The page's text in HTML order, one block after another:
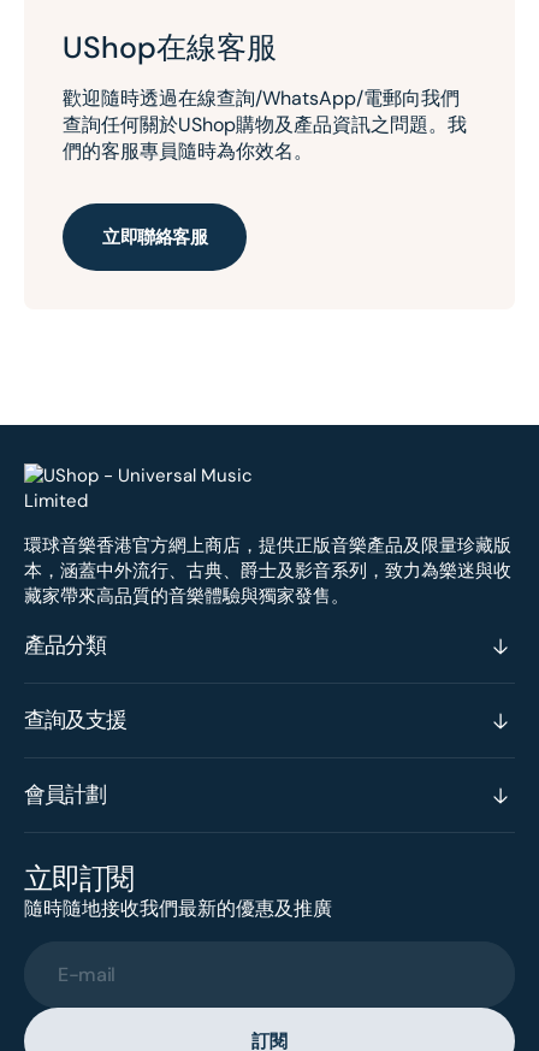
UShop在線客服
歡迎隨時透過在線查詢/WhatsApp/電郵向我們
查詢任何關於UShop購物及產品資訊之問題。我
們的客服專員隨時為你效名。
立即聯絡客服
環球音樂香港官方網上商店，提供正版音樂產品及限量珍藏版
本，涵蓋中外流行、古典、爵士及影音系列，致力為樂迷與收
藏家帶來高品質的音樂體驗與獨家發售。
產品分類
查詢及支援
會員計劃
立即訂閱
隨時隨地接收我們最新的優惠及推廣
E-mail
訂閱